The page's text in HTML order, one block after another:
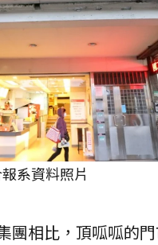
系資料照片
團相比，頂呱呱的